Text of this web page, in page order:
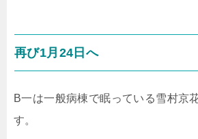
再び1月24日へ
B一は一般病棟で眠っている雪村京
す。